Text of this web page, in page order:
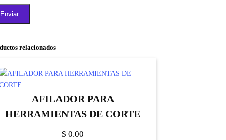
relacionados
AFILADOR PARA
HERRAMIENTAS DE CORTE
$ 0.00